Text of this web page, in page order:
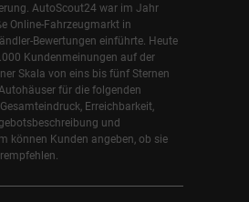
AutoScout24 war im Jahr
Online-Fahrzeugmarkt in
Bewertungen einführte. Heute
Kundenmeinungen auf der
Skala von eins bis fünf Sternen
für die folgenden
Erreichbarkeit,
und
können Kunden angeben, ob sie